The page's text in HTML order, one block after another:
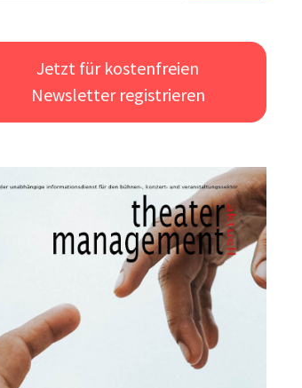
Jetzt für kostenfreien
Newsletter registrieren